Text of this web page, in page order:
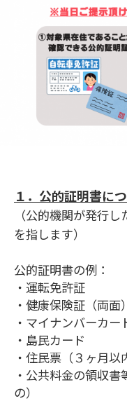
１．公的証明書に
（公的機関が発行
を指します）
公的証明書の例：
・運転免許証
・健康保険証（両面）
・マイナンバーカー
・島民カード
・住民票（３ヶ月以
・公共料金の領収
の）